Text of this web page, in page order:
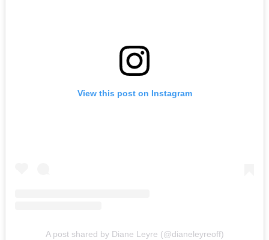
View this post on Instagram
A post shared by Diane Leyre (@dianeleyreoff)